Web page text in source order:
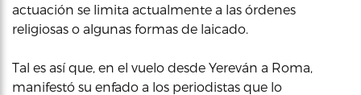
actuación se limita actualmente a las órdenes
religiosas o algunas formas de laicado.
Tal es así que, en el vuelo desde Yereván a Roma,
manifestó su enfado a los periodistas que lo